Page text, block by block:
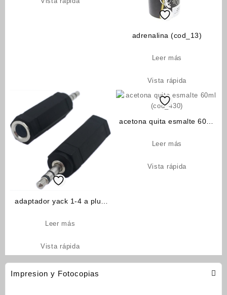
Impresion y Fotocopias
adrenalina (cod_13)
Leer más
Vista rápida
adaptador yack 1-4 a plug
Leer más
Vista rápida
acetona quita esmalte 60ml
Leer más
Vista rápida